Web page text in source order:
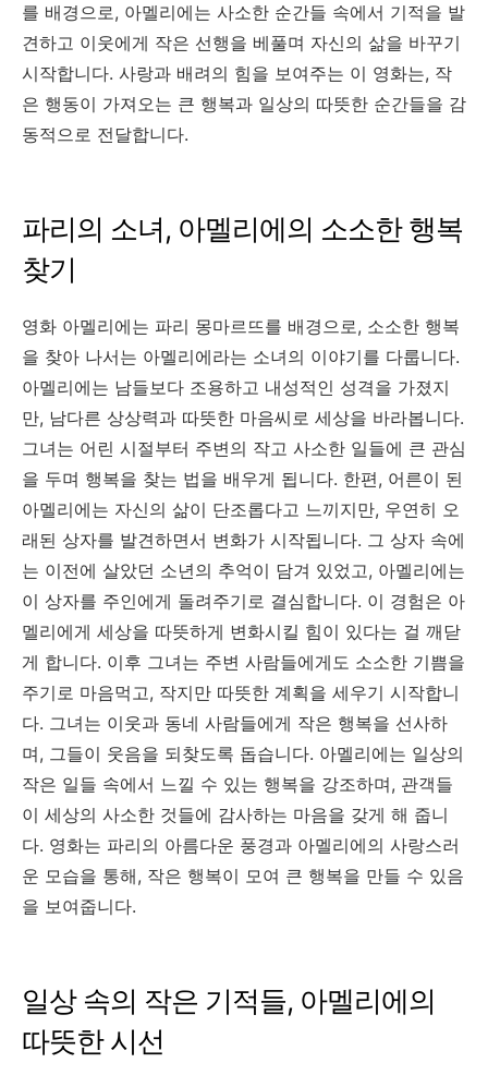
를 배경으로, 아멜리에는 사소한 순간들 속에서 기적을 발
견하고 이웃에게 작은 선행을 베풀며 자신의 삶을 바꾸기
시작합니다. 사랑과 배려의 힘을 보여주는 이 영화는, 작
은 행동이 가져오는 큰 행복과 일상의 따뜻한 순간들을 감
동적으로 전달합니다.
파리의 소녀, 아멜리에의 소소한 행복
찾기
영화 아멜리에는 파리 몽마르뜨를 배경으로, 소소한 행복
을 찾아 나서는 아멜리에라는 소녀의 이야기를 다룹니다.
아멜리에는 남들보다 조용하고 내성적인 성격을 가졌지
만, 남다른 상상력과 따뜻한 마음씨로 세상을 바라봅니다.
그녀는 어린 시절부터 주변의 작고 사소한 일들에 큰 관심
을 두며 행복을 찾는 법을 배우게 됩니다. 한편, 어른이 된
아멜리에는 자신의 삶이 단조롭다고 느끼지만, 우연히 오
래된 상자를 발견하면서 변화가 시작됩니다. 그 상자 속에
는 이전에 살았던 소년의 추억이 담겨 있었고, 아멜리에는
이 상자를 주인에게 돌려주기로 결심합니다. 이 경험은 아
멜리에게 세상을 따뜻하게 변화시킬 힘이 있다는 걸 깨닫
게 합니다. 이후 그녀는 주변 사람들에게도 소소한 기쁨을
주기로 마음먹고, 작지만 따뜻한 계획을 세우기 시작합니
다. 그녀는 이웃과 동네 사람들에게 작은 행복을 선사하
며, 그들이 웃음을 되찾도록 돕습니다. 아멜리에는 일상의
작은 일들 속에서 느낄 수 있는 행복을 강조하며, 관객들
이 세상의 사소한 것들에 감사하는 마음을 갖게 해 줍니
다. 영화는 파리의 아름다운 풍경과 아멜리에의 사랑스러
운 모습을 통해, 작은 행복이 모여 큰 행복을 만들 수 있음
을 보여줍니다.
일상 속의 작은 기적들, 아멜리에의
따뜻한 시선